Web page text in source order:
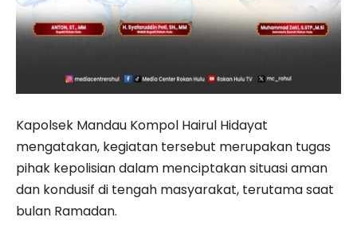
Kapolsek Mandau Kompol Hairul Hidayat
mengatakan, kegiatan tersebut merupakan tugas
pihak kepolisian dalam menciptakan situasi aman
dan kondusif di tengah masyarakat, terutama saat
bulan Ramadan.